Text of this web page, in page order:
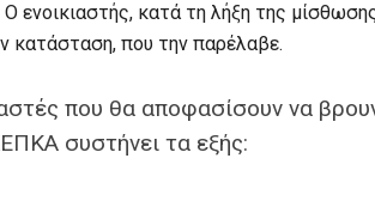
Ο ενοικιαστής, κατά τη λήξη της
κατάσταση, που την παρέλαβε.
που θα αποφασίσουν να
συστήνει τα εξής: